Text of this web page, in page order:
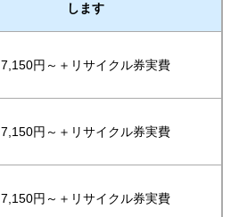
します
7,150円～＋リサイクル券実費
7,150円～＋リサイクル券実費
7,150円～＋リサイクル券実費